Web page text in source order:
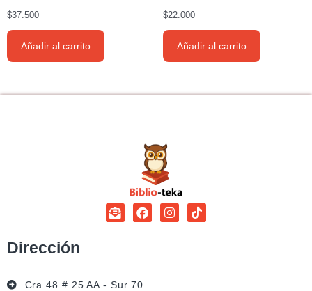
$37.500
Añadir al carrito
$22.000
Añadir al carrito
Dirección
Cra 48 # 25 AA - Sur 70